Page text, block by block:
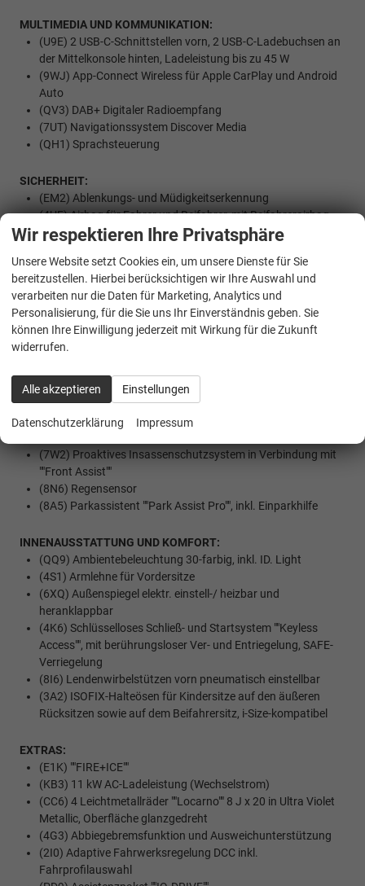
MULTIMEDIA UND KOMMUNIKATION:
(U9E) 2 USB-C-Schnittstellen vorn, 2 USB-C-Ladebuchsen an
der Mittelkonsole hinten, Ladeleistung bis zu 45 W
(9WJ) App-Connect Wireless für Apple CarPlay und Android
Auto
(QV3) DAB+ Digitaler Radioempfang
(7UT) Navigationssystem Discover Media
(QH1) Sprachsteuerung
SICHERHEIT:
(EM2) Ablenkungs- und Müdigkeitserkennung
(4UF) Airbag für Fahrer und Beifahrer, mit Beifahrerairbag-
Deaktivierung
Assist""
(7AL) Diebstahlwarnanlage mit Innenraumüberwachung,
Back-up-Horn und Abschleppschutz
(4L6) Innenspiegel automatisch abblendend
(8J3) Notbremsassistent ""Front Assist"" mit Fußgänger- und
Radfahrererkennung
(LT2) Geschwindigkeitsbegrenzer mit vorausschauender
Regelung
(6C2) Seitenairbag vorn, mit Kopfairbag und
(7W2) Proaktives Insassenschutzsystem in Verbindung mit
""Front Assist""
(8N6) Regensensor
(8A5) Parkassistent ""Park Assist Pro"", inkl. Einparkhilfe
INNENAUSSTATTUNG UND KOMFORT:
(QQ9) Ambientebeleuchtung 30-farbig, inkl. ID. Light
(4S1) Armlehne für Vordersitze
(6XQ) Außenspiegel elektr. einstell-/ heizbar und
heranklappbar
(4K6) Schlüsselloses Schließ- und Startsystem ""Keyless
Access"", mit berührungsloser Ver- und Entriegelung, SAFE-
Verriegelung
(8I6) Lendenwirbelstützen vorn pneumatisch einstellbar
(3A2) ISOFIX-Halteösen für Kindersitze auf den äußeren
Rücksitzen sowie auf dem Beifahrersitz, i-Size-kompatibel
EXTRAS:
(E1K) ""FIRE+ICE""
(KB3) 11 kW AC-Ladeleistung (Wechselstrom)
(CC6) 4 Leichtmetallräder ""Locarno"" 8 J x 20 in Ultra Violet
Metallic, Oberfläche glanzgedreht
(4G3) Abbiegebremsfunktion und Ausweichunterstützung
(2I0) Adaptive Fahrwerksregelung DCC inkl.
Fahrprofilauswahl
Wir respektieren Ihre Privatsphäre
Unsere Website setzt Cookies ein, um unsere Dienste für Sie
bereitzustellen. Hierbei berücksichtigen wir Ihre Auswahl und
verarbeiten nur die Daten für Marketing, Analytics und
Personalisierung, für die Sie uns Ihr Einverständnis geben. Sie
können Ihre Einwilligung jederzeit mit Wirkung für die Zukunft
widerrufen.
Alle akzeptieren Einstellungen
Datenschutzerklärung Impressum